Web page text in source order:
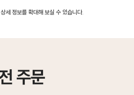
상세 정보를 확대해 보실 수 있습니다.